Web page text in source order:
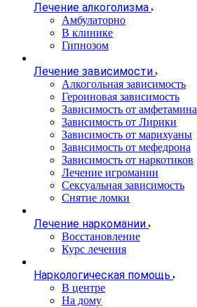
Лечение алкоголизма
Амбулаторно
В клинике
Гипнозом
Лечение зависимости
Алкогольная зависимость
Героиновая зависимость
Зависимость от амфетамина
Зависимость от Лирики
Зависимость от марихуаны
Зависимость от мефедрона
Зависимость от наркотиков
Лечение игромании
Сексуальная зависимость
Снятие ломки
Лечение наркомании
Восстановление
Курс лечения
Наркологическая помощь
В центре
На дому